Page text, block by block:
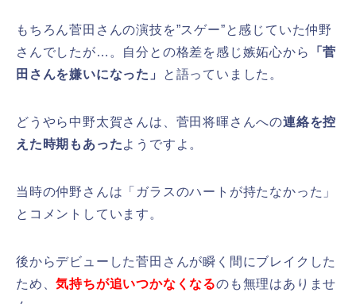
もちろん菅田さんの演技を”スゲー”と感じていた仲野
さんでしたが…。自分との格差を感じ嫉妬心から
「菅
田さんを嫌いになった」
と語っていました。
どうやら中野太賀さんは、菅田将暉さんへの連絡を控
えた時期もあったようですよ。
当時の仲野さんは「ガラスのハートが持たなかった」
とコメントしています。
後からデビューした菅田さんが瞬く間にブレイクした
ため、気持ちが追いつかなくなるのも無理はありませ